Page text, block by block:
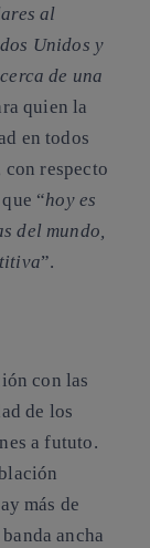
al
Unidos y
de una
quien la
en todos
respecto
“hoy es
del mundo,
”.
con las
de los
a fututo.
más de
ancha